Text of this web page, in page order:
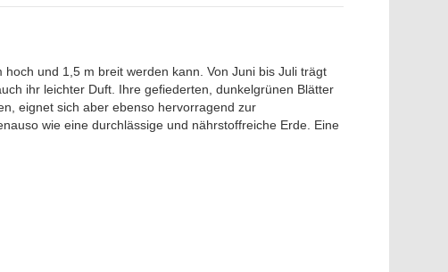
hoch und 1,5 m breit werden kann. Von Juni bis Juli trägt
ihr leichter Duft. Ihre gefiederten, dunkelgrünen Blätter
eignet sich aber ebenso hervorragend zur
wie eine durchlässige und nährstoffreiche Erde. Eine